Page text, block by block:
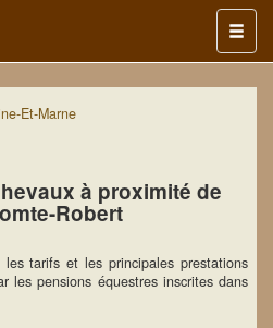
Menu
Et-Marne
à proximité de
Robert
les tarifs et les principales prestations
les pensions équestres inscrites dans